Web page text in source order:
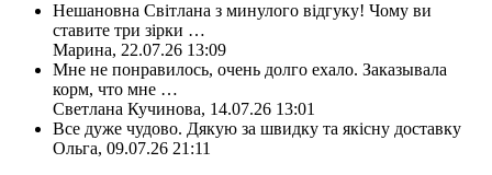
Нешановна Світлана з минулого відгуку! Чому ви
ставите три зірки …
Марина, 22.07.26 13:09
Мне не понравилось, очень долго ехало. Заказывала
корм, что мне …
Светлана Кучинова, 14.07.26 13:01
Все дуже чудово. Дякую за швидку та якісну доставку
Ольга, 09.07.26 21:11